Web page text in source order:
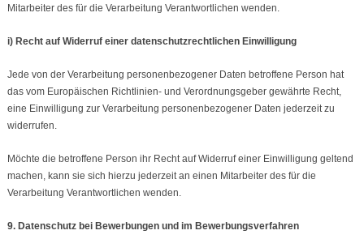
Mitarbeiter des für die Verarbeitung Verantwortlichen wenden.
i) Recht auf Widerruf einer datenschutzrechtlichen Einwilligung
Jede von der Verarbeitung personenbezogener Daten betroffene Person hat
das vom Europäischen Richtlinien- und Verordnungsgeber gewährte Recht,
eine Einwilligung zur Verarbeitung personenbezogener Daten jederzeit zu
widerrufen.
Möchte die betroffene Person ihr Recht auf Widerruf einer Einwilligung geltend
machen, kann sie sich hierzu jederzeit an einen Mitarbeiter des für die
Verarbeitung Verantwortlichen wenden.
9. Datenschutz bei Bewerbungen und im Bewerbungsverfahren